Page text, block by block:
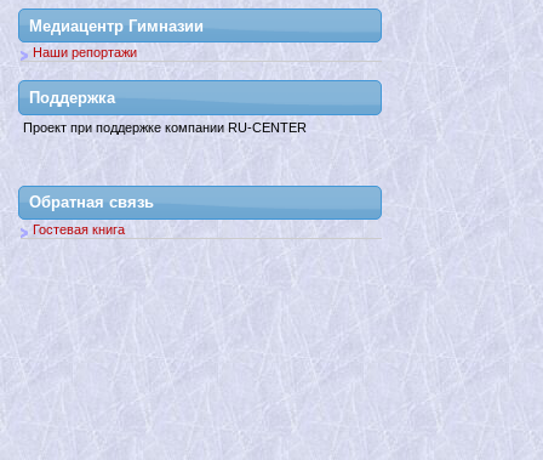
Медиацентр Гимназии
Наши репортажи
Поддержкa
Проект при поддержке компании RU-CENTER
Обратная связь
Гостевая книга